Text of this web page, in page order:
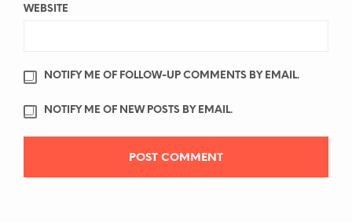
WEBSITE
NOTIFY ME OF FOLLOW-UP COMMENTS BY EMAIL.
NOTIFY ME OF NEW POSTS BY EMAIL.